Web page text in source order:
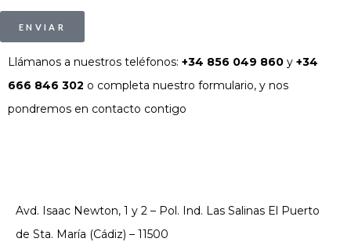
ENVIAR
Llámanos a nuestros teléfonos: +34 856 049 860 y +34
666 846 302 o completa nuestro formulario, y nos
pondremos en contacto contigo
Avd. Isaac Newton, 1 y 2 – Pol. Ind. Las Salinas El Puerto
de Sta. María (Cádiz) – 11500